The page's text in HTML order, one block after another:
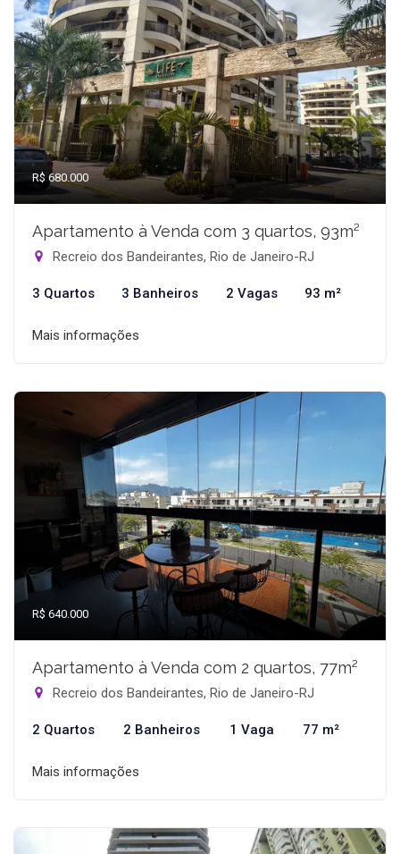
R$ 680.000
Apartamento à Venda com 3 quartos, 93m²
Recreio dos Bandeirantes, Rio de Janeiro-RJ
3 Quartos 3 Banheiros 2 Vagas 93 m²
Mais informações
R$ 640.000
Apartamento à Venda com 2 quartos, 77m²
Recreio dos Bandeirantes, Rio de Janeiro-RJ
2 Quartos 2 Banheiros 1 Vaga 77 m²
Mais informações